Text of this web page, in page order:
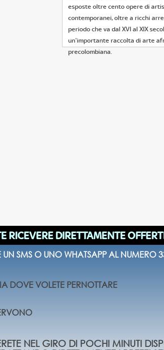
UN SMS O UNO WHATSAPP AL NUMERO
DOVE VOLETE PERNOTTARE
NEL GIRO DI POCHI MINUTI
RICEVERE DIRETTAMENTE
esposte oltre cento opere di
contemporanei, oltre a ricchi
periodo che va dal XVI al XIX
un'importante raccolta di arte
precolombiana.